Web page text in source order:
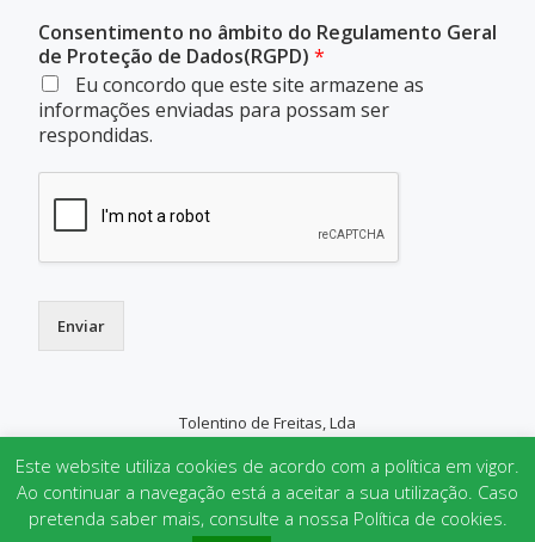
Consentimento no âmbito do Regulamento Geral
de Proteção de Dados(RGPD) *
Eu concordo que este site armazene as
informações enviadas para possam ser
respondidas.
Enviar
Tolentino de Freitas, Lda
MENU
Parallax Onepowered byWordPress
Este website utiliza cookies de acordo com a política em vigor.
Ao continuar a navegação está a aceitar a sua utilização. Caso
pretenda saber mais, consulte a nossa Política de cookies.